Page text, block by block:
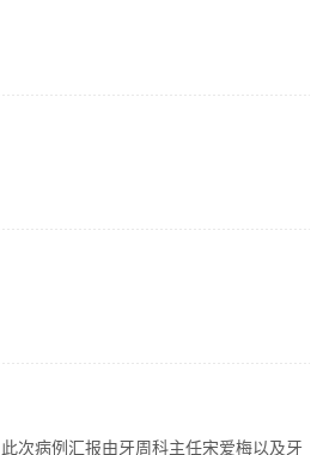
次病例汇报由牙周科主任宋爱梅以及牙